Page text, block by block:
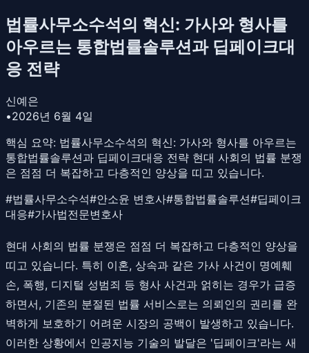
법률사무소수석의 혁신: 가사와 형사를
아우르는 통합법률솔루션과 딥페이크대
응 전략
신예은
•2026년 6월 4일
핵심 요약: 법률사무소수석의 혁신: 가사와 형사를 아우르는
통합법률솔루션과 딥페이크대응 전략 현대 사회의 법률 분쟁
은 점점 더 복잡하고 다층적인 양상을 띠고 있습니다.
#법률사무소수석#안소윤 변호사#통합법률솔루션#딥페이크
대응#가사법전문변호사
현대 사회의 법률 분쟁은 점점 더 복잡하고 다층적인 양상을
띠고 있습니다. 특히 이혼, 상속과 같은 가사 사건이 명예훼
손, 폭행, 디지털 성범죄 등 형사 사건과 얽히는 경우가 급증
하면서, 기존의 분절된 법률 서비스로는 의뢰인의 권리를 완
벽하게 보호하기 어려운 시장의 공백이 발생하고 있습니다.
이러한 상황에서 인공지능 기술의 발달은 '딥페이크'라는 새